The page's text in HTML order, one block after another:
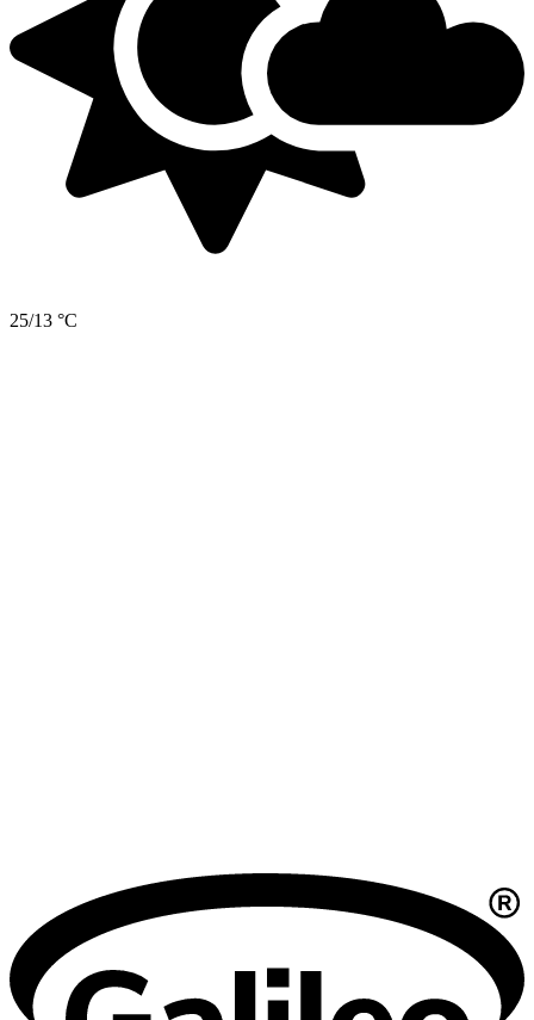
25/13 °C